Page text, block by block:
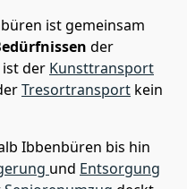
ist gemeinsam
der
ist der Kunsttransport
Tresortransport kein
Ibbenbüren bis hin
und Entsorgung